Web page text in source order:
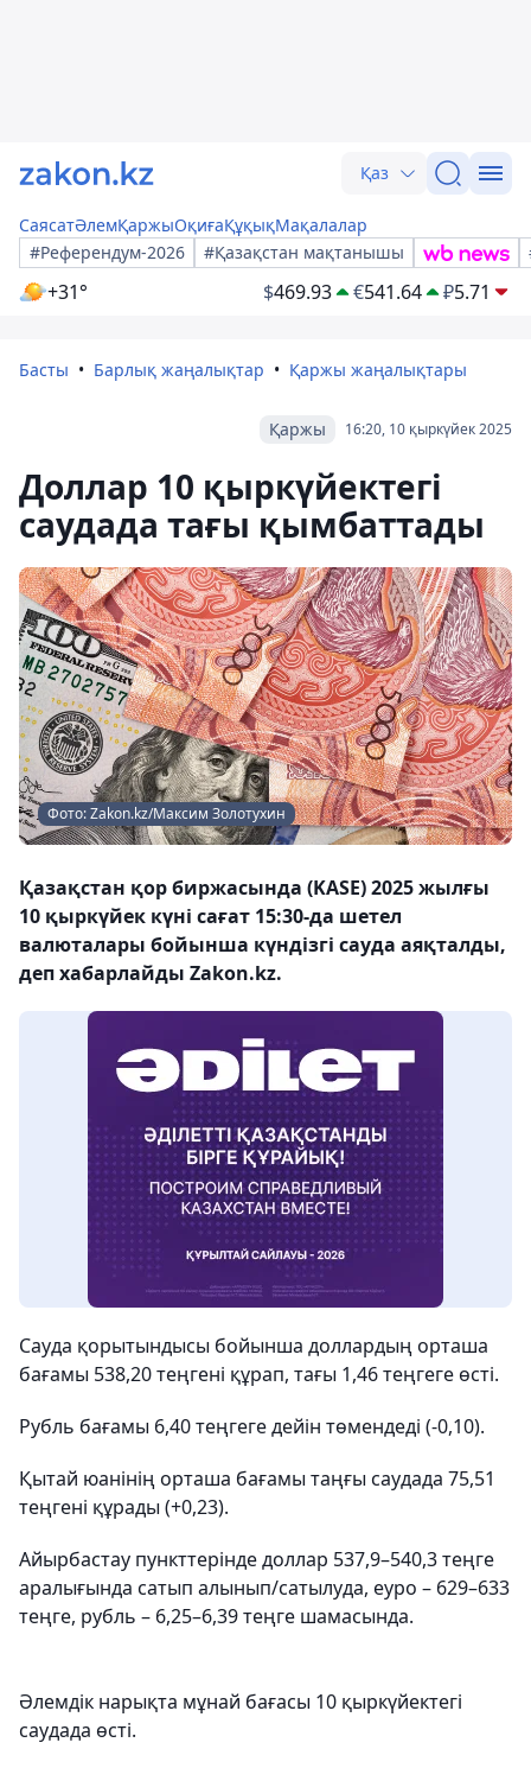
Қаз
СаясатӘлемҚаржыОқиғаҚұқықМақалалар
#Референдум-2026
#Қазақстан мақтанышы
+31° $469.93 €541.64 ₽5.71
Басты Барлық жаңалықтар Қаржы жаңалықтары
16:20, 10 қыркүйек 2025
Қаржы
Доллар 10 қыркүйектегі
саудада тағы қымбаттады
Фото: Zakon.kz/Максим Золотухин
Қазақстан қор биржасында (KASE) 2025 жылғы
10 қыркүйек күні сағат 15:30-да шетел
валюталары бойынша күндізгі сауда аяқталды,
деп хабарлайды Zakon.kz.
Сауда қорытындысы бойынша доллардың орташа
бағамы 538,20 теңгені құрап, тағы 1,46 теңгеге өсті.
Рубль бағамы 6,40 теңгеге дейін төмендеді (-0,10).
Қытай юанінің орташа бағамы таңғы саудада 75,51
теңгені құрады (+0,23).
Айырбастау пункттерінде доллар 537,9–540,3 теңге
аралығында сатып алынып/сатылуда, еуро – 629–633
теңге, рубль – 6,25–6,39 теңге шамасында.
Әлемдік нарықта мұнай бағасы 10 қыркүйектегі
саудада өсті.